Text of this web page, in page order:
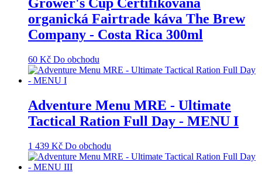
Grower's Cup Certifikovaná
organická Fairtrade káva The Brew
Company - Costa Rica 300ml
60 Kč Do obchodu
Adventure Menu MRE - Ultimate
Tactical Ration Full Day - MENU I
1 439 Kč Do obchodu